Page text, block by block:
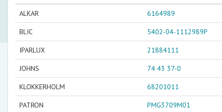
ALKAR 6164989
BLIC 5402-04-1112989P
IPARLUX 21884111
JOHNS 74 43 37-0
KLOKKERHOLM 68201011
PATRON PMG3709M01